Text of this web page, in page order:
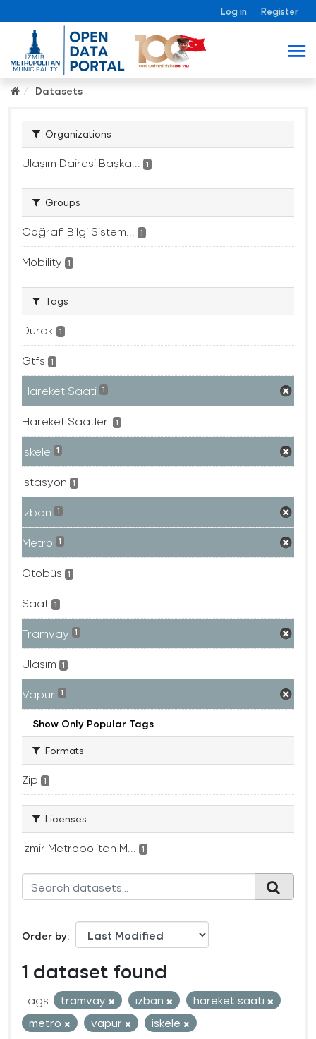
Log in Register
Datasets
Organizations
Ulaşım Dairesi Başka... 1
Groups
Coğrafi Bilgi Sistem... 1
Mobility 1
Tags
Durak 1
Gtfs 1
Hareket Saati 1
Hareket Saatleri 1
Iskele 1
Istasyon 1
Izban 1
Metro 1
Otobüs 1
Saat 1
Tramvay 1
Ulaşım 1
Vapur 1
Show Only Popular Tags
Formats
Zip 1
Licenses
Izmir Metropolitan M... 1
Order by
1 dataset found
Tags: tramvay izban
hareket saati
metro
vapur
iskele